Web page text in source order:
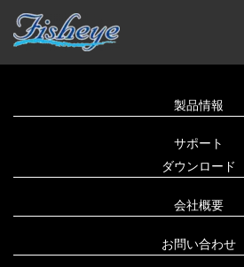
製品情報
サポート
ダウンロード
会社概要
お問い合わせ